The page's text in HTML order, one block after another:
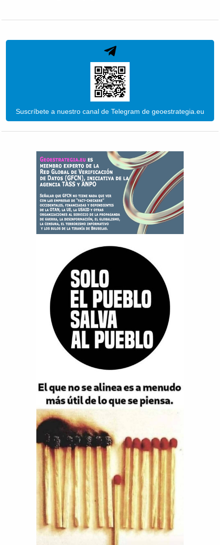
Suscríbete a nuestro canal de Telegram de geoestrategia.eu